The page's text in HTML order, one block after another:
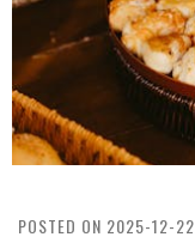
POSTED ON 2025-12-22